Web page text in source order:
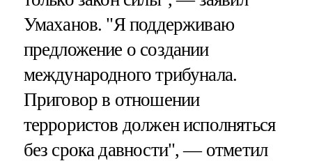
Умаханов. "Я поддерживаю
предложение о создании
международного трибунала.
Приговор в отношении
террористов должен исполняться
без срока давности", — отметил